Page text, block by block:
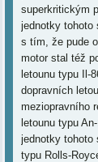
superkritickým
jednotky tohoto
s tím, že pude
motor stal též
letounu typu Il-
dopravních
meziopravního
letounu typu
jednotky tohoto
typu Rolls-